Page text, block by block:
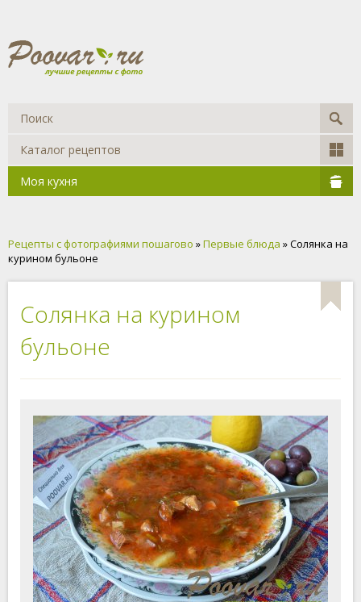
Каталог рецептов
Моя кухня
Рецепты с фотографиями пошагово »Первые блюда » Солянка на
курином бульоне
Солянка на курином
бульоне